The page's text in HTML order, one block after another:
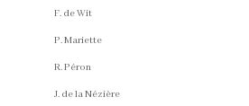
F. de Wit
P. Mariette
R. Péron
J. de la Nézière